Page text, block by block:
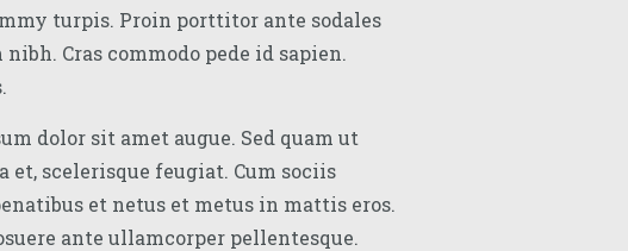
turpis. Proin porttitor ante sodales
Cras commodo pede id sapien.
dolor sit amet augue. Sed quam ut
et, scelerisque feugiat. Cum sociis
et netus et metus in mattis eros.
ante ullamcorper pellentesque.